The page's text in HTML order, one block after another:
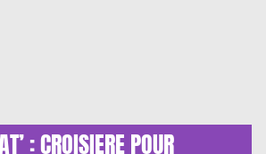
: CROISIERE POUR